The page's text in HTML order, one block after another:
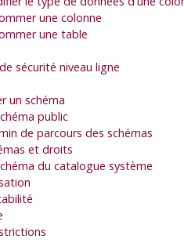
une colonne
une table
sécurité niveau ligne
un schéma
public
de parcours des schémas
et droits
du catalogue système